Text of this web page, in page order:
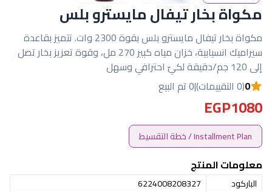
مكواة بخار تيفال مايسترو بلس
مكواة بخار تيفال مايسترو بلس بقوة 2300 وات. تتميز بقاعدة
سيراميك انسيابية، خزان مياه كبير 270 مل، وقوة تعزيز بخار تصل
إلى 120 جم/دقيقة لكيّ احترافي وسهل
0(0 التقييمات) |0 تم البيع
EGP1080
Installment Plan / خطة التقسيط
معلومات المنتج
الباركود
6224008208327